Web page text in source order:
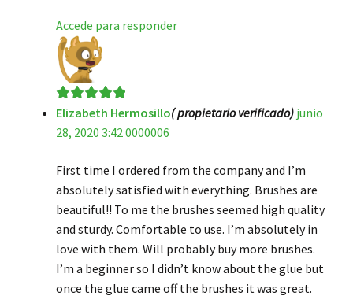
Accede para responder
Valorado en5
de 5
Elizabeth Hermosillo( propietario verificado) junio
28, 2020 3:42 0000006
First time I ordered from the company and I’m
absolutely satisfied with everything. Brushes are
beautiful!! To me the brushes seemed high quality
and sturdy. Comfortable to use. I’m absolutely in
love with them. Will probably buy more brushes.
I’m a beginner so I didn’t know about the glue but
once the glue came off the brushes it was great.